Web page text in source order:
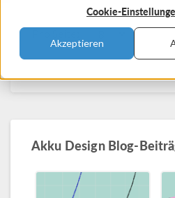
Cookie-
Akzeptieren
Akku Design Blog-